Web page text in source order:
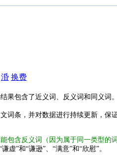
涽 换费
果包含了近义词、反义词和同义词。
条，并对数据进行持续更新，保
包含反义词（因为属于同一类型的词
虚”和“谦逊”、“满意”和“欣慰”。